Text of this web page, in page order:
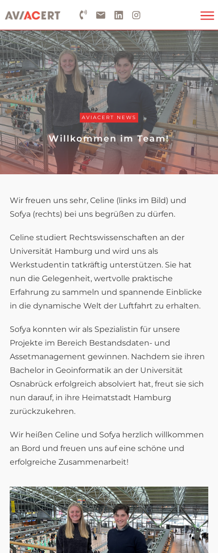
AVIACERT NEWS
Willkommen im Team!
Wir freuen uns sehr, Celine (links im Bild) und
Sofya (rechts) bei uns begrüßen zu dürfen.
Celine studiert Rechtswissenschaften an der
Universität Hamburg und wird uns als
Werkstudentin tatkräftig unterstützen. Sie hat
nun die Gelegenheit, wertvolle praktische
Erfahrung zu sammeln und spannende Einblicke
in die dynamische Welt der Luftfahrt zu erhalten.
Sofya konnten wir als Spezialistin für unsere
Projekte im Bereich Bestandsdaten- und
Assetmanagement gewinnen. Nachdem sie ihren
Bachelor in Geoinformatik an der Universität
Osnabrück erfolgreich absolviert hat, freut sie sich
nun darauf, in ihre Heimatstadt Hamburg
zurückzukehren.
Wir heißen Celine und Sofya herzlich willkommen
an Bord und freuen uns auf eine schöne und
erfolgreiche Zusammenarbeit!